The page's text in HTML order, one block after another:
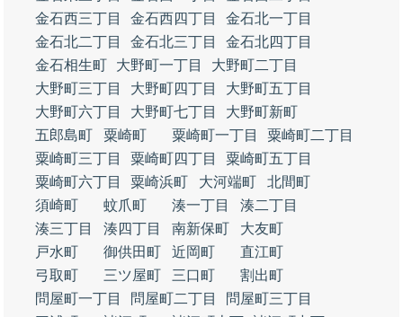
金石西三丁目
金石西四丁目
金石北一丁目
金石北二丁目
金石北三丁目
金石北四丁目
金石相生町
大野町一丁目
大野町二丁目
大野町三丁目
大野町四丁目
大野町五丁目
大野町六丁目
大野町七丁目
大野町新町
五郎島町
粟崎町 粟崎町一丁目
粟崎町二丁目
粟崎町三丁目
粟崎町四丁目
粟崎町五丁目
粟崎町六丁目
粟崎浜町 大河端町
北間町
須崎町
蚊爪町 湊一丁目
湊二丁目
湊三丁目
湊四丁目 南新保町
大友町
戸水町
御供田町 近岡町
直江町
弓取町
三ツ屋町 三口町
割出町
問屋町一丁目
問屋町二丁目
問屋町三丁目